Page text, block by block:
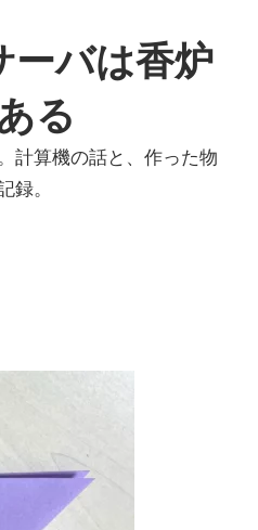
ーバは香炉
る
計算機の話と、作った物
録。